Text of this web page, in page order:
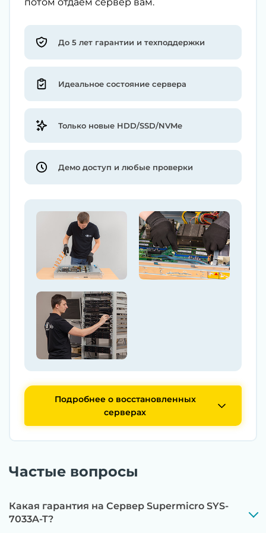
До 5 лет гарантии и техподдержки
Идеальное состояние сервера
Только новые HDD/SSD/NVMe
Демо доступ и любые проверки
Подробнее о восстановленных
серверах
Частые вопросы
Какая гарантия на Сервер Supermicro SYS-
7033A-T?